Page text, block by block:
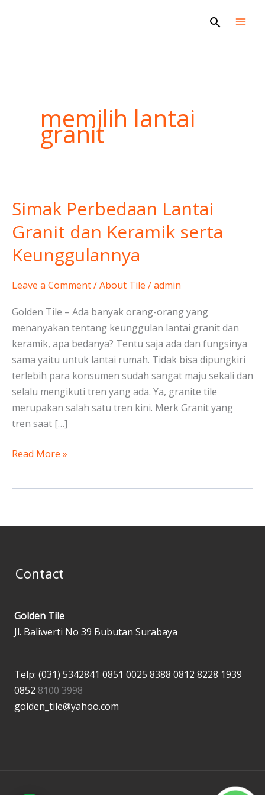
Search
memilih lantai
granit
Simak Perbedaan Lantai
Granit dan Keramik serta
Keunggulannya
Leave a Comment/About Tile /admin
Golden Tile – Ada banyak orang-orang yang
menanyakan tentang keunggulan lantai granit dan
keramik, apa bedanya? Tentu saja ada dan fungsinya
sama yaitu untuk lantai rumah. Tidak bisa dipungkiri
terlebih para konsumen sudah sangat maju sekali dan
selalu mengikuti tren yang ada. Ya, granite tile
merupakan salah satu tren kini. Merk Granit yang
tren saat […]
Simak
Lantai
Granit
Keramik
Keunggulannya
Read More »
Contact
Golden Tile
Jl. Baliwerti No 39 Bubutan Surabaya
Telp: (031) 5342841 0851 0025 8388 0812 8228 1939
0852 8100 3998
golden_tile@yahoo.com